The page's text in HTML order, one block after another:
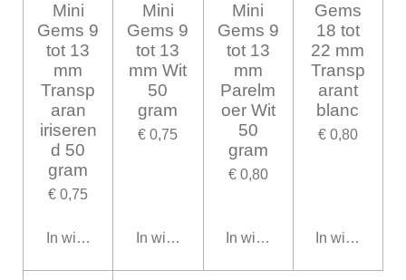
Mini
Gems 9
tot 13
mm
Transp
aran
iriseren
d 50
gram
€ 0,75
In winkelwagen
Mini
Gems 9
tot 13
mm Wit
50
gram
€ 0,75
In winkelwagen
Mini
Gems 9
tot 13
mm
Parelm
oer Wit
50
gram
€ 0,80
In winkelwagen
Gems
18 tot
22 mm
Transp
arant
blanc
€ 0,80
In